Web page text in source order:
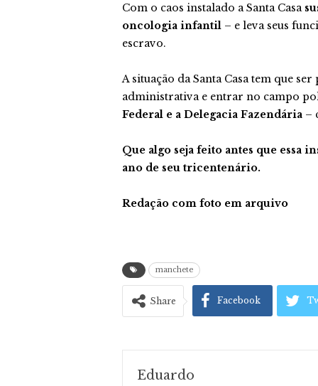
Com o caos instalado a Santa Casa
oncologia infantil – e leva seus
escravo.
A situação da Santa Casa tem que
administrativa e entrar no campo
Federal e a Delegacia Fazendária –
Que algo seja feito antes que essa
ano de seu tricentenário.
Redação com foto em arquivo
manchete
Share Facebook
Eduardo